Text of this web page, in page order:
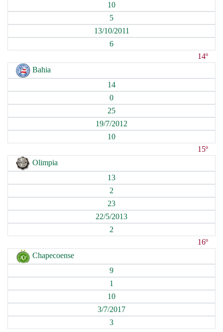
10
5
13/10/2011
6
14º
Bahia
14
0
25
19/7/2012
10
15º
Olimpia
13
2
23
22/5/2013
2
16º
Chapecoense
9
1
10
3/7/2017
3